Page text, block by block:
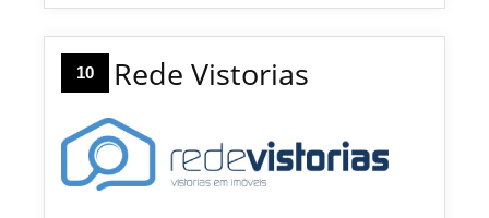
10 Rede Vistorias